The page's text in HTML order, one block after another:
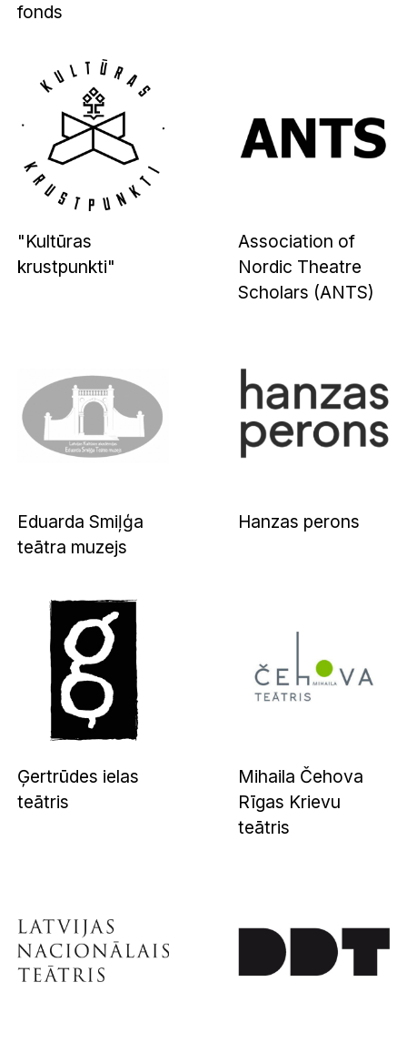
fonds
"Kultūras
krustpunkti"
Association of
Nordic Theatre
Scholars (ANTS)
Eduarda Smiļģa
teātra muzejs
Hanzas perons
Ģertrūdes ielas
teātris
Mihaila Čehova
Rīgas Krievu
teātris